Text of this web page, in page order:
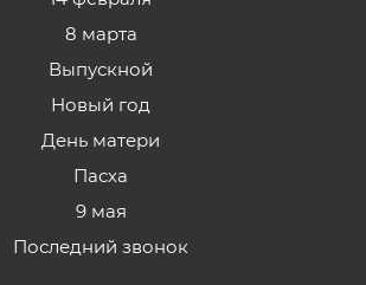
8 марта
Выпускной
Новый год
День матери
Пасха
9 мая
Последний звонок